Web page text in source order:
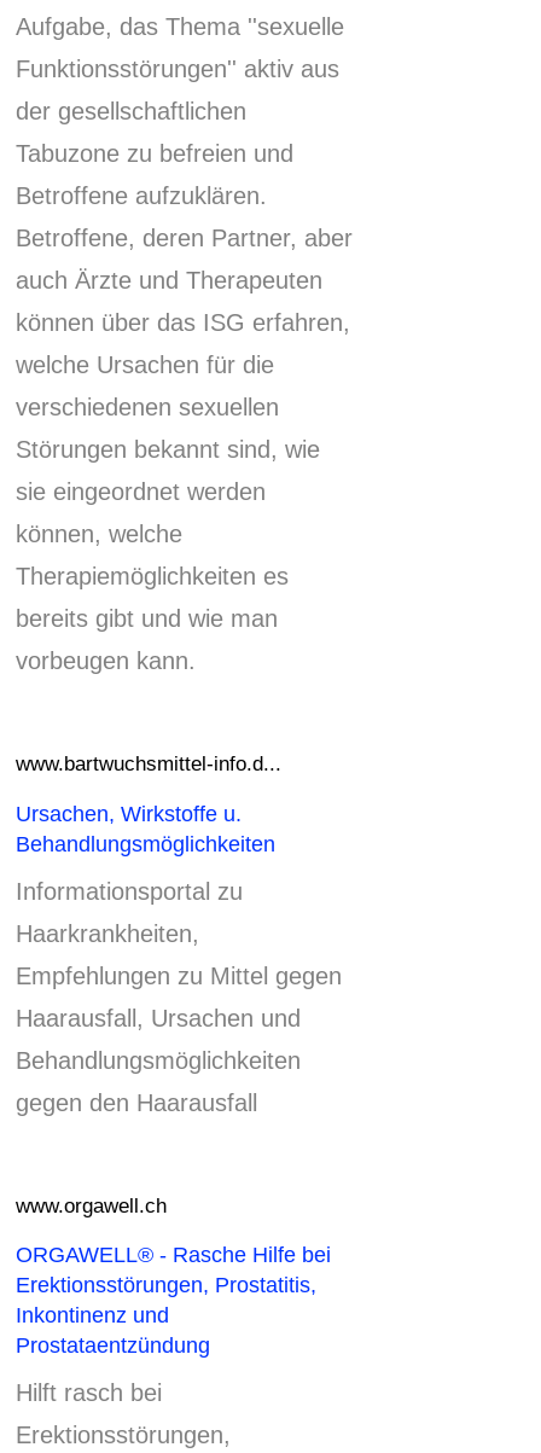
Aufgabe, das Thema ''sexuelle
Funktionsstörungen'' aktiv aus
der gesellschaftlichen
Tabuzone zu befreien und
Betroffene aufzuklären.
Betroffene, deren Partner, aber
auch Ärzte und Therapeuten
können über das ISG erfahren,
welche Ursachen für die
verschiedenen sexuellen
Störungen bekannt sind, wie
sie eingeordnet werden
können, welche
Therapiemöglichkeiten es
bereits gibt und wie man
vorbeugen kann.
www.bartwuchsmittel-info.d...
Ursachen, Wirkstoffe u.
Behandlungsmöglichkeiten
Informationsportal zu
Haarkrankheiten,
Empfehlungen zu Mittel gegen
Haarausfall, Ursachen und
Behandlungsmöglichkeiten
gegen den Haarausfall
www.orgawell.ch
ORGAWELL® - Rasche Hilfe bei
Erektionsstörungen, Prostatitis,
Inkontinenz und
Prostataentzündung
Hilft rasch bei
Erektionsstörungen,